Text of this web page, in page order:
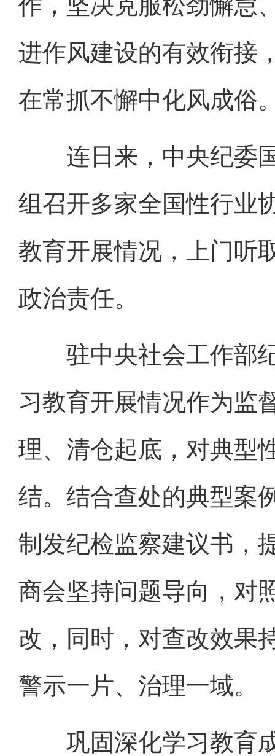
作，坚决克服松劲懈怠
进作风建设的有效衔接
在常抓不懈中化风成俗
连日来，中央纪委国
组召开多家全国性行业
教育开展情况，上门听
政治责任。
驻中央社会工作部纪
习教育开展情况作为监
理、清仓起底，对典型
结。结合查处的典型案
制发纪检监察建议书，
商会坚持问题导向，对
改，同时，对查改效果
警示一片、治理一域。
巩固深化学习教育成